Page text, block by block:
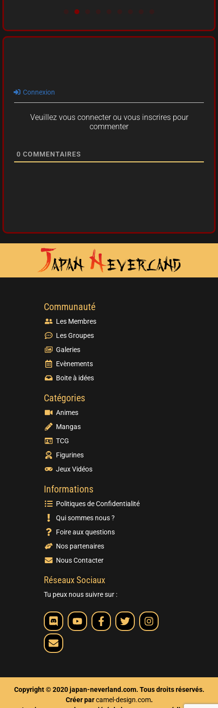
Connexion
Veuillez vous connecter ou vous inscrires pour
commenter
0 COMMENTAIRES
Communauté
Les Membres
Les Groupes
Galeries
Evènements
Boite à idées
Catégories
Animes
Mangas
TCG
Figurines
Jeux Vidéos
Informations
Politiques de Confidentialité
Qui sommes nous ?
Foire aux questions
Nos partenaires
Nous Contacter
Réseaux Sociaux
Tu peux nous suivre sur :
Copyright © 2020 japan-neverland.com. Tous droits réservés.
Créer parcamel-design.com.